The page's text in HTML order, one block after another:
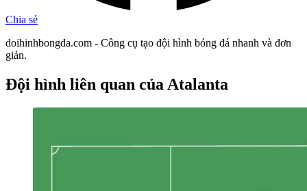
Chia sẻ
doihinhbongda.com - Công cụ tạo đội hình bóng đá nhanh và đơn
giản.
Đội hình liên quan của Atalanta